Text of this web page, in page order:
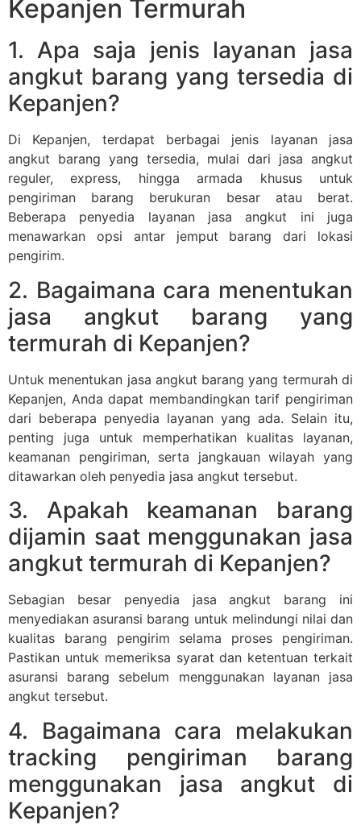
Kepanjen Termurah
1. Apa saja jenis layanan jasa
angkut barang yang tersedia di
Kepanjen?
Di Kepanjen, terdapat berbagai jenis layanan jasa
angkut barang yang tersedia, mulai dari jasa angkut
reguler, express, hingga armada khusus untuk
pengiriman barang berukuran besar atau berat.
Beberapa penyedia layanan jasa angkut ini juga
menawarkan opsi antar jemput barang dari lokasi
pengirim.
2. Bagaimana cara menentukan
jasa angkut barang yang
termurah di Kepanjen?
Untuk menentukan jasa angkut barang yang termurah di
Kepanjen, Anda dapat membandingkan tarif pengiriman
dari beberapa penyedia layanan yang ada. Selain itu,
penting juga untuk memperhatikan kualitas layanan,
keamanan pengiriman, serta jangkauan wilayah yang
ditawarkan oleh penyedia jasa angkut tersebut.
3. Apakah keamanan barang
dijamin saat menggunakan jasa
angkut termurah di Kepanjen?
Sebagian besar penyedia jasa angkut barang ini
menyediakan asuransi barang untuk melindungi nilai dan
kualitas barang pengirim selama proses pengiriman.
Pastikan untuk memeriksa syarat dan ketentuan terkait
asuransi barang sebelum menggunakan layanan jasa
angkut tersebut.
4. Bagaimana cara melakukan
tracking pengiriman barang
menggunakan jasa angkut di
Kepanjen?